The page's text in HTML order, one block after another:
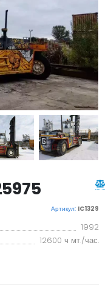
Артикул: IC1329
1992
12600 ч мт./час.